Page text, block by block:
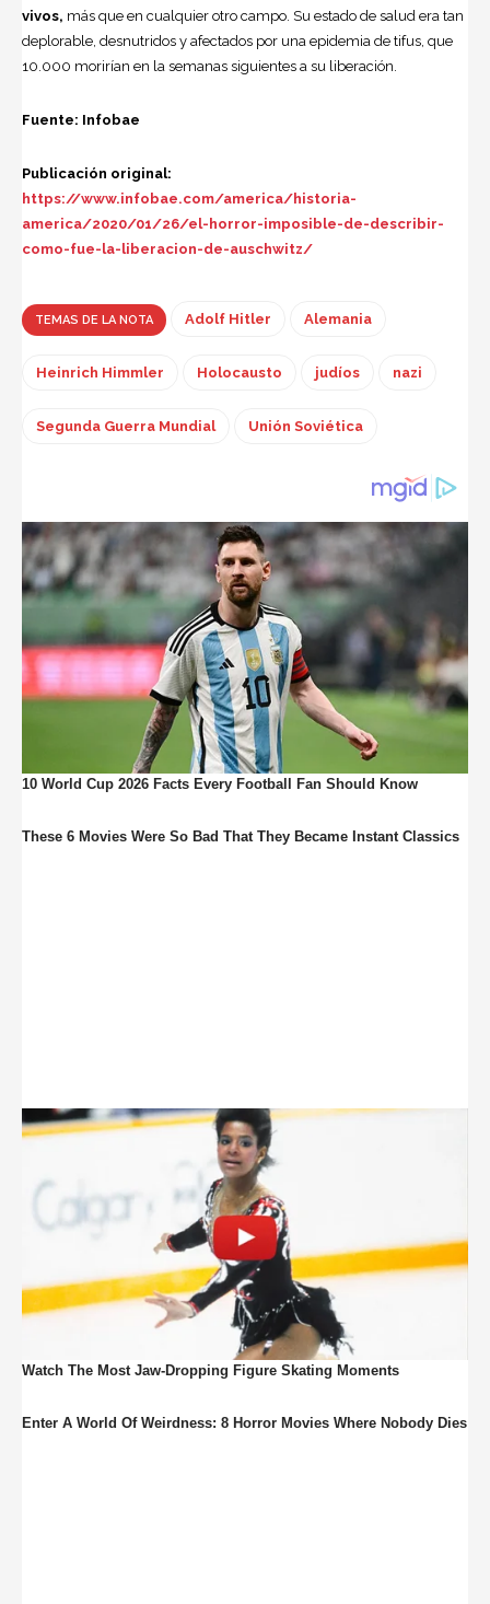
vivos, más que en cualquier otro campo. Su estado de salud era tan
deplorable, desnutridos y afectados por una epidemia de tifus, que
10.000 morirían en la semanas siguientes a su liberación.
Fuente: Infobae
Publicación original:
https://www.infobae.com/america/historia-
america/2020/01/26/el-horror-imposible-de-describir-
como-fue-la-liberacion-de-auschwitz/
TEMAS DE LA NOTA Adolf Hitler Alemania
Heinrich Himmler Holocausto judíos nazi
Segunda Guerra Mundial Unión Soviética